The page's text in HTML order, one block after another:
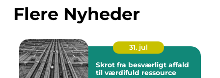
Flere Nyheder
31. jul
Skrot fra besværligt affald
til værdifuld ressource